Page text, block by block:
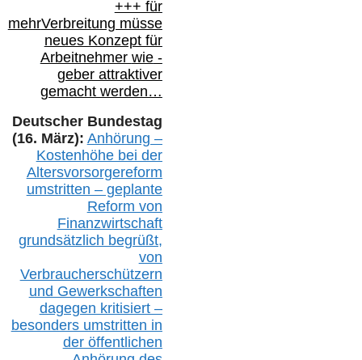
+++ für
mehrVerbreitung müsse
neues Konzept für
Arbeitnehmer wie-
geber attraktiver
gemacht werden…
Deutscher Bundestag
(16. März): Anhörung –
Kostenhöhe bei der
Altersvorsorgereform
umstritten – geplante
Reform von
Finanzwirtschaft
grundsätzlich begrüßt,
von
Verbraucherschützern
und Gewerkschaften
dagegen kritisiert –
besonders umstritten in
der öffentlichen